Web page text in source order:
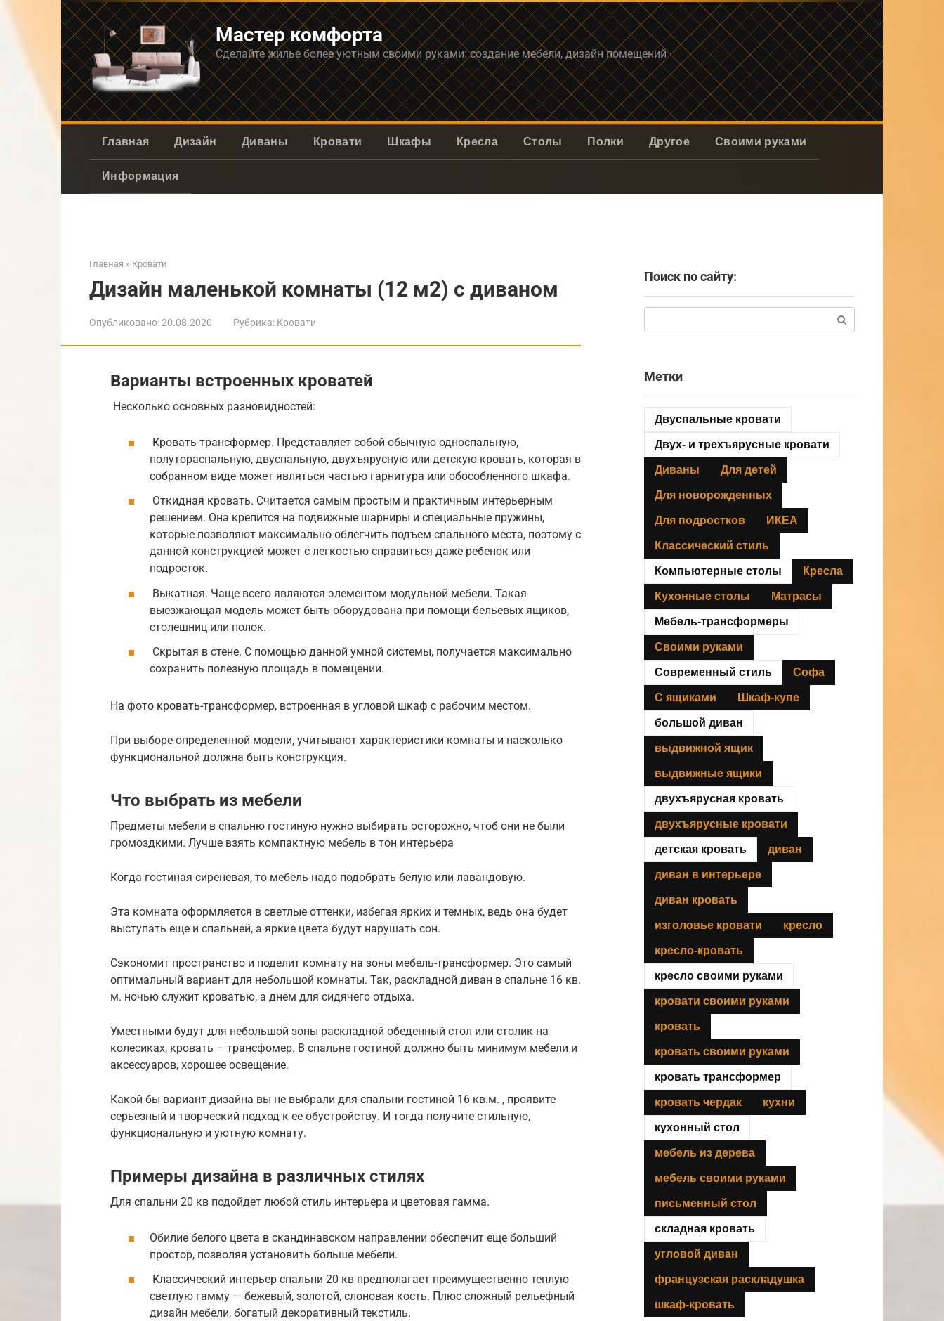
Мастер комфорта
Сделайте жилье более уютным своими руками: создание мебели, дизайн помещений
Главная Дизайн Диваны Кровати Шкафы Кресла Столы Полки Другое Своими руками
Информация
Главная » Кровати
Дизайн маленькой комнаты (12 м2) с диваном
Опубликовано:20.08.2020 Рубрика: Кровати
Варианты встроенных кроватей
Несколько основных разновидностей:
Кровать-трансформер. Представляет собой обычную односпальную,
полутораспальную, двуспальную, двухъярусную или детскую кровать, которая в
собранном виде может являться частью гарнитура или обособленного шкафа.
Откидная кровать. Считается самым простым и практичным интерьерным
решением. Она крепится на подвижные шарниры и специальные пружины,
которые позволяют максимально облегчить подъем спального места, поэтому с
данной конструкцией может с легкостью справиться даже ребенок или
подросток.
Выкатная. Чаще всего являются элементом модульной мебели. Такая
выезжающая модель может быть оборудована при помощи бельевых ящиков,
столешниц или полок.
Скрытая в стене. С помощью данной умной системы, получается максимально
сохранить полезную площадь в помещении.
На фото кровать-трансформер, встроенная в угловой шкаф с рабочим местом.
При выборе определенной модели, учитывают характеристики комнаты и насколько
функциональной должна быть конструкция.
Что выбрать из мебели
Предметы мебели в спальню гостиную нужно выбирать осторожно, чтоб они не были
громоздкими. Лучше взять компактную мебель в тон интерьера
Когда гостиная сиреневая, то мебель надо подобрать белую или лавандовую.
Эта комната оформляется в светлые оттенки, избегая ярких и темных, ведь она будет
выступать еще и спальней, а яркие цвета будут нарушать сон.
Сэкономит пространство и поделит комнату на зоны мебель-трансформер. Это самый
оптимальный вариант для небольшой комнаты. Так, раскладной диван в спальне 16 кв.
м. ночью служит кроватью, а днем для сидячего отдыха.
Уместными будут для небольшой зоны раскладной обеденный стол или столик на
колесиках, кровать – трансфомер. В спальне гостиной должно быть минимум мебели и
аксессуаров, хорошее освещение.
Какой бы вариант дизайна вы не выбрали для спальни гостиной 16 кв.м. , проявите
серьезный и творческий подход к ее обустройству. И тогда получите стильную,
функциональную и уютную комнату.
Примеры дизайна в различных стилях
Для спальни 20 кв подойдет любой стиль интерьера и цветовая гамма.
Обилие белого цвета в скандинавском направлении обеспечит еще больший
простор, позволяя установить больше мебели.
Классический интерьер спальни 20 кв предполагает преимущественно теплую
светлую гамму — бежевый, золотой, слоновая кость. Плюс сложный рельефный
дизайн мебели, богатый декоративный текстиль.
Поиск по сайту:
Метки
Двуспальные кровати
Двух- и трехъярусные кровати
Диваны Для детей
Для новорожденных
Для подростков ИКЕА
Классический стиль
Компьютерные столы Кресла
Кухонные столы Матрасы
Мебель-трансформеры
Своими руками
Современный стиль Софа
С ящиками Шкаф-купе
большой диван
выдвижной ящик
выдвижные ящики
двухъярусная кровать
двухъярусные кровати
детская кровать диван
диван в интерьере
диван кровать
изголовье кровати кресло
кресло-кровать
кресло своими руками
кровати своими руками
кровать
кровать своими руками
кровать трансформер
кровать чердак кухни
кухонный стол
мебель из дерева
мебель своими руками
письменный стол
складная кровать
угловой диван
французская раскладушка
шкаф-кровать